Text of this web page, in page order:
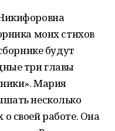
моих стихов
будут
три главы
Мария
несколько
своей работе. Она